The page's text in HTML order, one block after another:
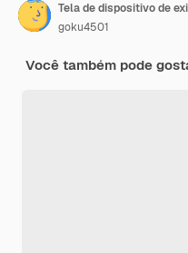
goku4501
Você também pode